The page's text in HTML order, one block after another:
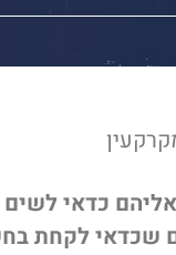
כדאי
לקחת